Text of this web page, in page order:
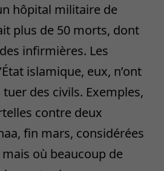
hôpital militaire de
plus de 50 morts, dont
infirmières. Les
islamique, eux, n’ont
des civils. Exemples,
contre deux
fin mars, considérées
où beaucoup de